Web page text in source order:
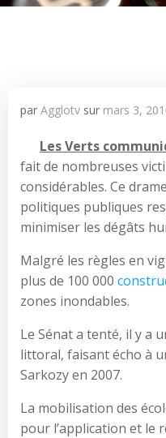
par Agglotv sur mars 3,
Les Verts
fait de nombreuses
considérables. Ce
politiques publiques
minimiser les dégâts
Malgré les règles en
plus de 100 000
zones inondables.
Le Sénat a tenté, il y a
littoral, faisant écho à
Sarkozy en 2007.
La mobilisation des
pour l’application et le